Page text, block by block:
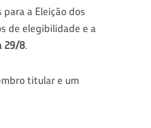
a Eleição dos
de elegibilidade e a
29/8.
titular e um